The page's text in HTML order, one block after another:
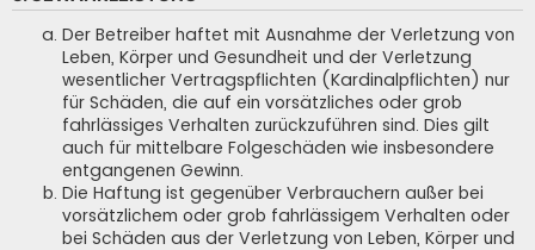
Der Betreiber haftet mit Ausnahme der Verletzung von
Leben, Körper und Gesundheit und der Verletzung
wesentlicher Vertragspflichten (Kardinalpflichten) nur
für Schäden, die auf ein vorsätzliches oder grob
fahrlässiges Verhalten zurückzuführen sind. Dies gilt
auch für mittelbare Folgeschäden wie insbesondere
entgangenen Gewinn.
Die Haftung ist gegenüber Verbrauchern außer bei
vorsätzlichem oder grob fahrlässigem Verhalten oder
bei Schäden aus der Verletzung von Leben, Körper und